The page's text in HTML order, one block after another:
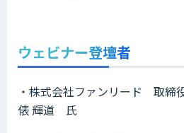
ウェビナー登壇者
・株式会社ファンリード 取締
俵 輝道 氏